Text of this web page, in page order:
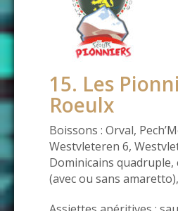
15. Les
Roeulx
Boissons : Orval,
Westvleteren 6,
Dominicains quadruple,
(avec ou sans